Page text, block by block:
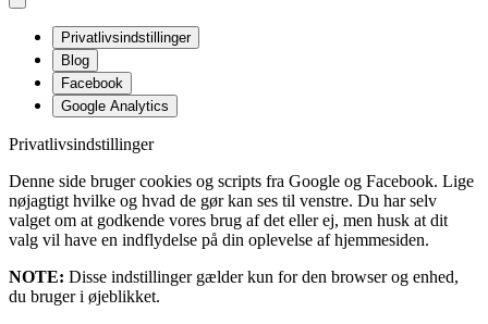
Privatlivsindstillinger
Blog
Facebook
Google Analytics
Privatlivsindstillinger
Denne side bruger cookies og scripts fra Google og Facebook. Lige
nøjagtigt hvilke og hvad de gør kan ses til venstre. Du har selv
valget om at godkende vores brug af det eller ej, men husk at dit
valg vil have en indflydelse på din oplevelse af hjemmesiden.
NOTE: Disse indstillinger gælder kun for den browser og enhed,
du bruger i øjeblikket.